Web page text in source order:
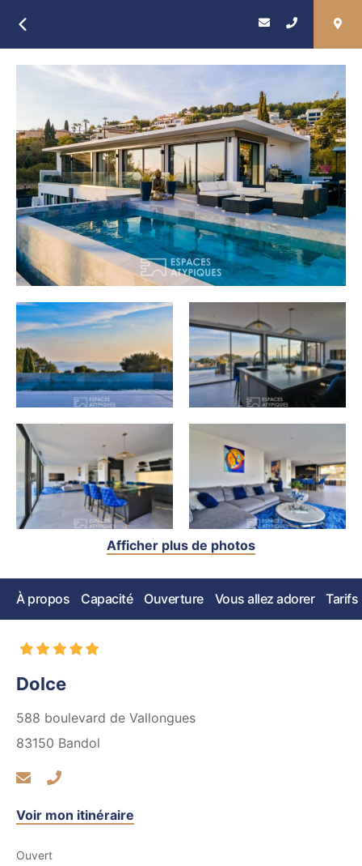
Afficher plus de photos
À propos Capacité Ouverture Vous allez adorer Tarifs
Dolce
588 boulevard de Vallongues
83150 Bandol
Voir mon itinéraire
Ouvert